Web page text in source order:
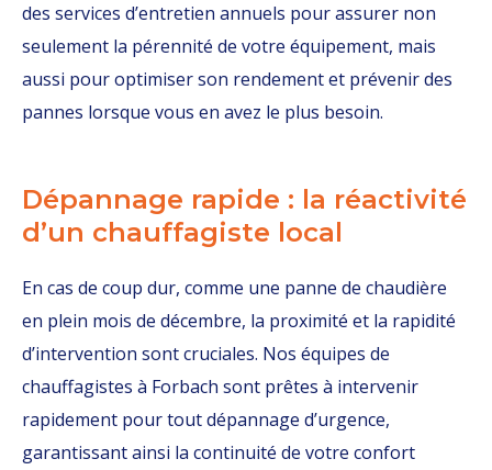
des services d’entretien annuels pour assurer non
seulement la pérennité de votre équipement, mais
aussi pour optimiser son rendement et prévenir des
pannes lorsque vous en avez le plus besoin.
Dépannage rapide : la réactivité
d’un chauffagiste local
En cas de coup dur, comme une panne de chaudière
en plein mois de décembre, la proximité et la rapidité
d’intervention sont cruciales. Nos équipes de
chauffagistes à Forbach sont prêtes à intervenir
rapidement pour tout dépannage d’urgence,
garantissant ainsi la continuité de votre confort